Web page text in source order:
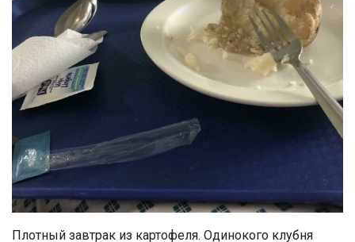
Плотный завтрак из картофеля. Одинокого клубня